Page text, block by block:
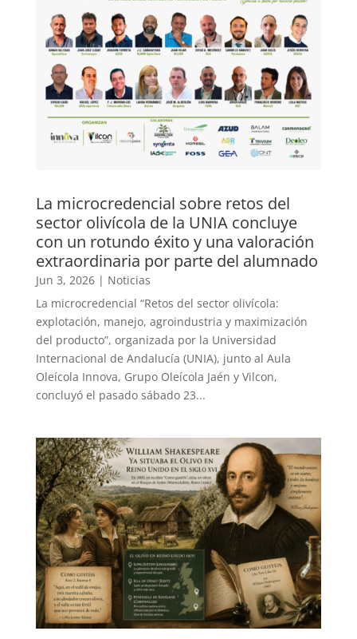
La microcredencial sobre retos del
sector olivícola de la UNIA concluye
con un rotundo éxito y una valoración
extraordinaria por parte del alumnado
Jun 3, 2026| Noticias
La microcredencial “Retos del sector olivícola:
explotación, manejo, agroindustria y maximización
del producto”, organizada por la Universidad
Internacional de Andalucía (UNIA), junto al Aula
Oleícola Innova, Grupo Oleícola Jaén y Vilcon,
concluyó el pasado sábado 23...